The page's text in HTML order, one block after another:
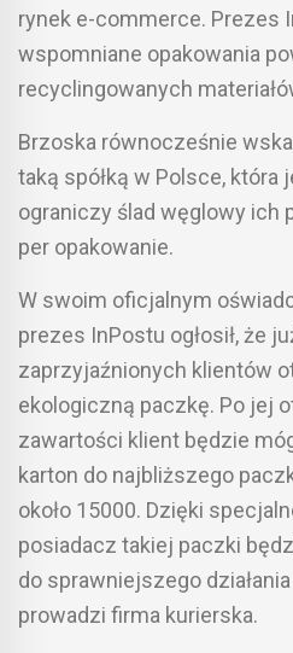
rynek e-commerce. Prezes
wspomniane opakowania
recyclingowanych
Brzoska równocześnie
taką spółką w Polsce, która
ograniczy ślad węglowy ich
per opakowanie.
W swoim oficjalnym
prezes InPostu ogłosił, że
zaprzyjaźnionych klientów
ekologiczną paczkę. Po jej
zawartości klient będzie
karton do najbliższego
około 15000. Dzięki
posiadacz takiej paczki
do sprawniejszego
prowadzi firma kurierska.